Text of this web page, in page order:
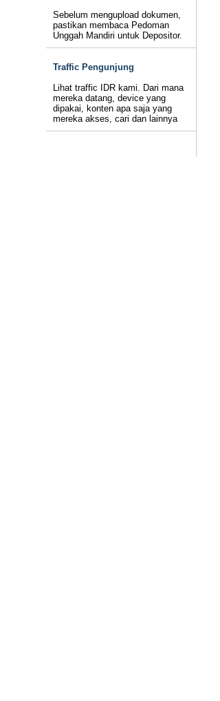
Sebelum mengupload dokumen,
pastikan membaca Pedoman
Unggah Mandiri untuk Depositor.
Traffic Pengunjung
Lihat traffic IDR kami. Dari mana
mereka datang, device yang
dipakai, konten apa saja yang
mereka akses, cari dan lainnya